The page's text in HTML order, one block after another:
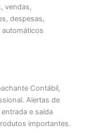
vendas,
despesas,
Contábil,
Alertas de
e saída
importantes.